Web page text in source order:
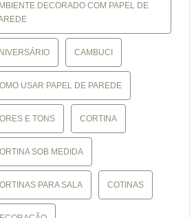
DECORADO COM PAPEL DE
CAMBUCI
USAR PAPEL DE PAREDE
E TONS CORTINA
SOB MEDIDA
PARA SALA COTINAS